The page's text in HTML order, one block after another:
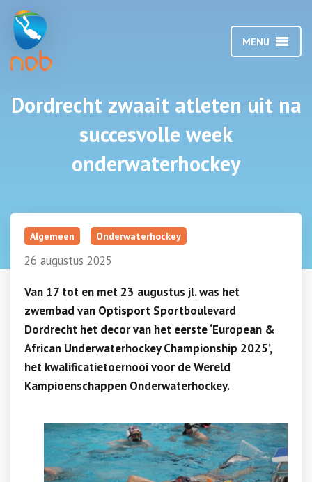
MENU
Dordrecht zwaait atleten uit na
succesvolle week
onderwaterhockey
Algemeen Onderwaterhockey
26 augustus 2025
Van 17 tot en met 23 augustus jl. was het
zwembad van Optisport Sportboulevard
Dordrecht het decor van het eerste ‘European &
African Underwaterhockey Championship 2025’,
het kwalificatietoernooi voor de Wereld
Kampioenschappen Onderwaterhockey.